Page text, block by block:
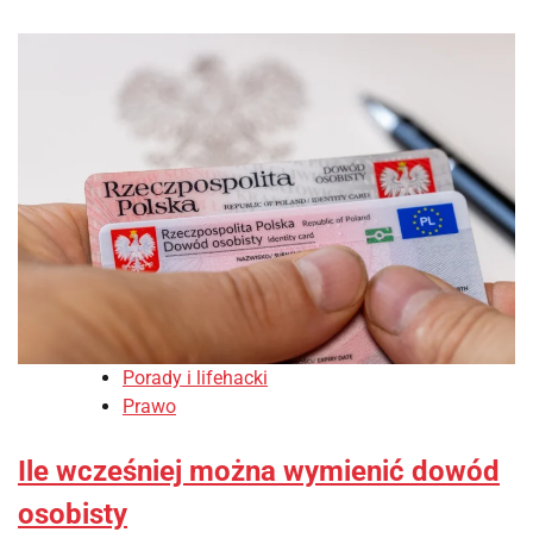
Porady i lifehacki
Prawo
Ile wcześniej można wymienić dowód
osobisty